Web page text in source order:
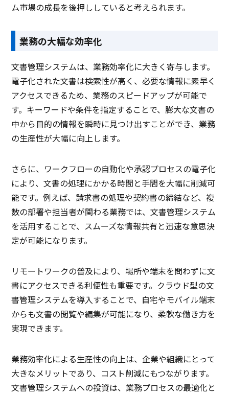
ム市場の成長を後押ししていると考えられます。
業務の大幅な効率化
文書管理システムは、業務効率化に大きく寄与します。
電子化された文書は検索性が高く、必要な情報に素早く
アクセスできるため、業務のスピードアップが可能で
す。キーワードや条件を指定することで、膨大な文書の
中から目的の情報を瞬時に見つけ出すことができ、業務
の生産性が大幅に向上します。
さらに、ワークフローの自動化や承認プロセスの電子化
により、文書の処理にかかる時間と手間を大幅に削減可
能です。例えば、請求書の処理や契約書の締結など、複
数の部署や担当者が関わる業務では、文書管理システム
を活用することで、スムーズな情報共有と迅速な意思決
定が可能になります。
リモートワークの普及により、場所や端末を問わずに文
書にアクセスできる利便性も重要です。クラウド型の文
書管理システムを導入することで、自宅やモバイル端末
からも文書の閲覧や編集が可能になり、柔軟な働き方を
実現できます。
業務効率化による生産性の向上は、企業や組織にとって
大きなメリットであり、コスト削減にもつながります。
文書管理システムへの投資は、業務プロセスの最適化と